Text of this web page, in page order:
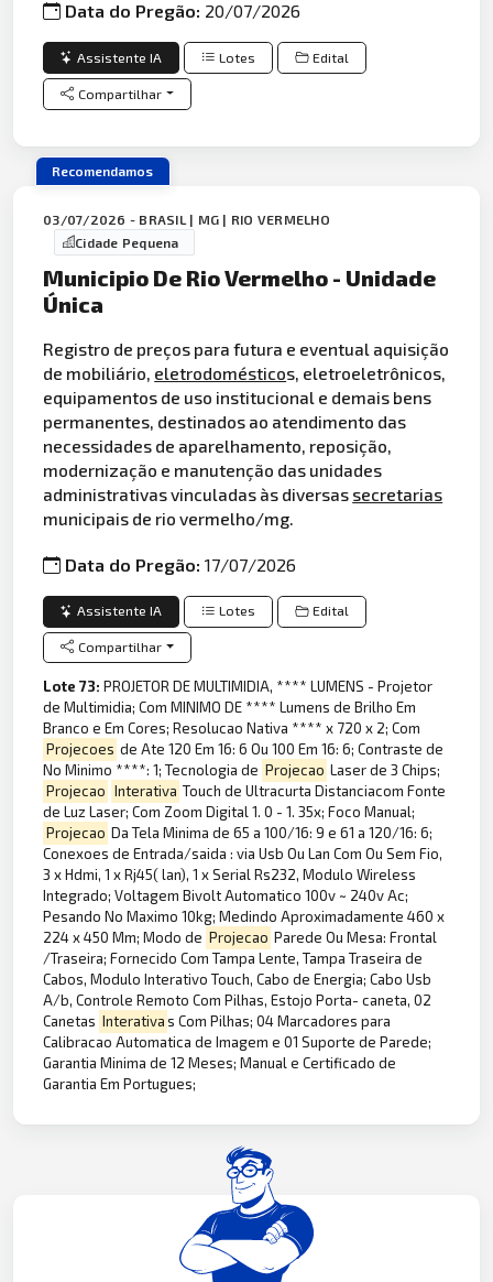
Data do Pregão: 20/07/2026
Assistente IA Lotes Edital
Compartilhar
Recomendamos
03/07/2026 - BRASIL | MG | RIO VERMELHO
Cidade Pequena
Municipio De Rio Vermelho - Unidade
Única
Registro de preços para futura e eventual aquisição
de mobiliário, eletrodomésticos, eletroeletrônicos,
equipamentos de uso institucional e demais bens
permanentes, destinados ao atendimento das
necessidades de aparelhamento, reposição,
modernização e manutenção das unidades
administrativas vinculadas às diversas secretarias
municipais de rio vermelho/mg.
Data do Pregão:17/07/2026
Assistente IA Lotes Edital
Compartilhar
Lote 73:PROJETOR DE MULTIMIDIA, **** LUMENS - Projetor
de Multimidia; Com MINIMO DE **** Lumens de Brilho Em
Branco e Em Cores; Resolucao Nativa **** x 720 x 2; Com
Projecoes de Ate 120 Em 16: 6 Ou 100 Em 16: 6; Contraste de
No Minimo ****: 1; Tecnologia de Projecao Laser de 3 Chips;
Projecao Interativa Touch de Ultracurta Distanciacom Fonte
de Luz Laser; Com Zoom Digital 1. 0 - 1. 35x; Foco Manual;
Projecao Da Tela Minima de 65 a 100/16: 9 e 61 a 120/16: 6;
Conexoes de Entrada/saida : via Usb Ou Lan Com Ou Sem Fio,
3 x Hdmi, 1 x Rj45( lan), 1 x Serial Rs232, Modulo Wireless
Integrado; Voltagem Bivolt Automatico 100v ~ 240v Ac;
Pesando No Maximo 10kg; Medindo Aproximadamente 460 x
224 x 450 Mm; Modo de Projecao Parede Ou Mesa: Frontal
/Traseira; Fornecido Com Tampa Lente, Tampa Traseira de
Cabos, Modulo Interativo Touch, Cabo de Energia; Cabo Usb
A/b, Controle Remoto Com Pilhas, Estojo Porta- caneta, 02
Canetas Interativas Com Pilhas; 04 Marcadores para
Calibracao Automatica de Imagem e 01 Suporte de Parede;
Garantia Minima de 12 Meses; Manual e Certificado de
Garantia Em Portugues;